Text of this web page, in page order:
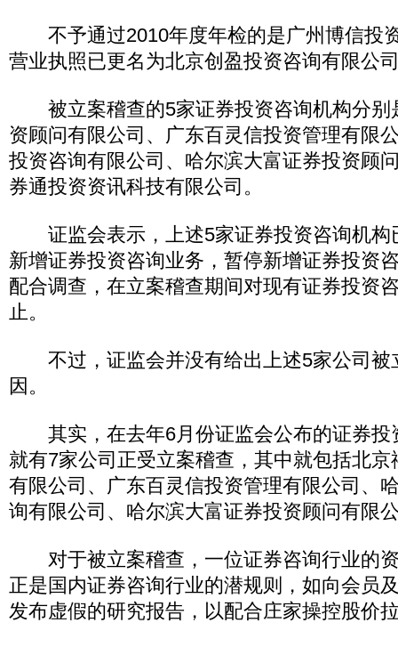
不予通过2010年度年检的是广州博信投
营业执照已更名为北京创盈投资咨询有限公
被立案稽查的5家证券投资咨询机构分别
资顾问有限公司、广东百灵信投资管理有限
投资咨询有限公司、哈尔滨大富证券投资顾
券通投资资讯科技有限公司。
证监会表示，上述5家证券投资咨询机构
新增证券投资咨询业务，暂停新增证券投资
配合调查，在立案稽查期间对现有证券投资
止。
不过，证监会并没有给出上述5家公司被
因。
其实，在去年6月份证监会公布的证券投
就有7家公司正受立案稽查，其中就包括北
有限公司、广东百灵信投资管理有限公司、
询有限公司、哈尔滨大富证券投资顾问有限
对于被立案稽查，一位证券咨询行业的
正是国内证券咨询行业的潜规则，如向会员
发布虚假的研究报告，以配合庄家操控股价